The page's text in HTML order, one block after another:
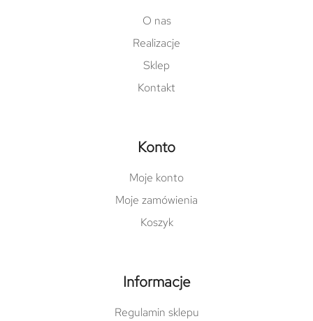
O nas
Realizacje
Sklep
Kontakt
Konto
Moje konto
Moje zamówienia
Koszyk
Informacje
Regulamin sklepu